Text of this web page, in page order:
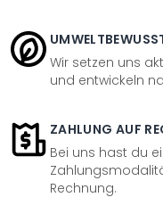
Wir setzen uns
und entwickeln
ZAHLUNG AUF
Bei uns hast du
Rechnung.